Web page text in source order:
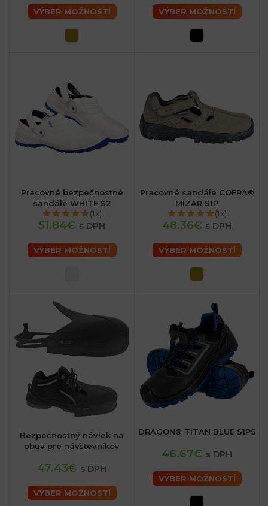
VÝBER MOŽNOSTÍ VÝBER MOŽNOSTÍ
Pracovné bezpečnostné
sandále WHITE S2
(1x)
51.84€ s DPH
VÝBER MOŽNOSTÍ
Pracovné sandále COFRA®
MIZAR S1P
(1x)
48.36€ s DPH
VÝBER MOŽNOSTÍ
Bezpečnostný návlek na
obuv pre návštevníkov
47.43€ s DPH
VÝBER MOŽNOSTÍ
DRAGON® TITAN BLUE S1PS
46.67€ s DPH
VÝBER MOŽNOSTÍ